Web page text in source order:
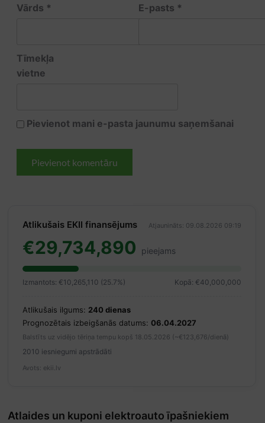
Vārds * E-pasts *
Tīmekļa
vietne
Pievienot mani e-pasta jaunumu saņemšanai
Atlikušais EKII finansējums Atjaunināts: 09.08.2026 09:19
€29,734,890 pieejams
Izmantots: €10,265,110 (25.7%) Kopā: €40,000,000
Atlikušais ilgums: 240 dienas
Prognozētais izbeigšanās datums: 06.04.2027
Balstīts uz vidējo tēriņa tempu kopš 18.05.2026 (~€123,676/dienā)
2010 iesniegumi apstrādāti
Avots: ekii.lv
Atlaides un kuponi elektroauto īpašniekiem